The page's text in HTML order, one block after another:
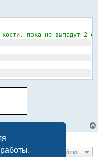
кости, пока не выпадут 2
Перейти